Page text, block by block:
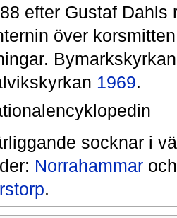
efter Gustaf Dahls
över
1969.
socknar i
Norrahammar
.